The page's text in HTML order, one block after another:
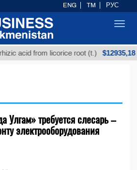
acid from licorice root (t.) $12935,18
Улгам» требуется слесарь –
электрооборудования
ENG TM РУС